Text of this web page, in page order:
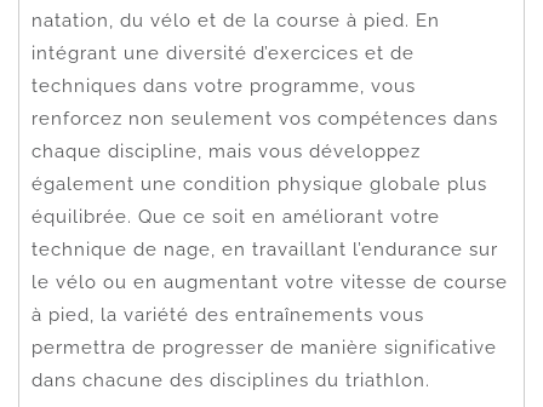
natation, du vélo et de la course à pied. En
intégrant une diversité d’exercices et de
techniques dans votre programme, vous
renforcez non seulement vos compétences dans
chaque discipline, mais vous développez
également une condition physique globale plus
équilibrée. Que ce soit en améliorant votre
technique de nage, en travaillant l’endurance sur
le vélo ou en augmentant votre vitesse de course
à pied, la variété des entraînements vous
permettra de progresser de manière significative
dans chacune des disciplines du triathlon.